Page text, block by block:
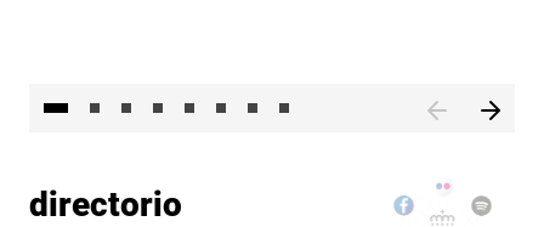
directorio